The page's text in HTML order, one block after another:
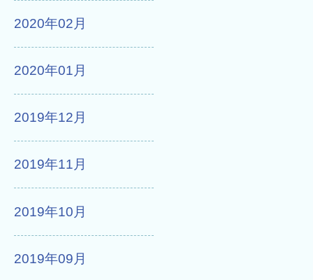
2020年02月
2020年01月
2019年12月
2019年11月
2019年10月
2019年09月